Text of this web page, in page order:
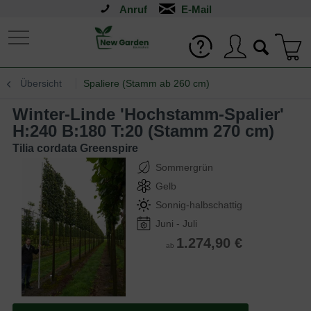
Anruf
Übersicht Spaliere (Stamm ab 260 cm)
Winter-Linde 'Hochstamm-Spalier'
H:240 B:180 T:20 (Stamm 270 cm)
Tilia cordata Greenspire
Sommergrün
Gelb
Sonnig-halbschattig
Juni - Juli
ab 1.274,90 €